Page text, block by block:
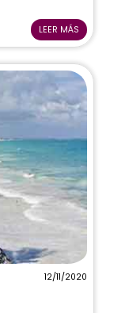
LEER MÁS
12/11/2020